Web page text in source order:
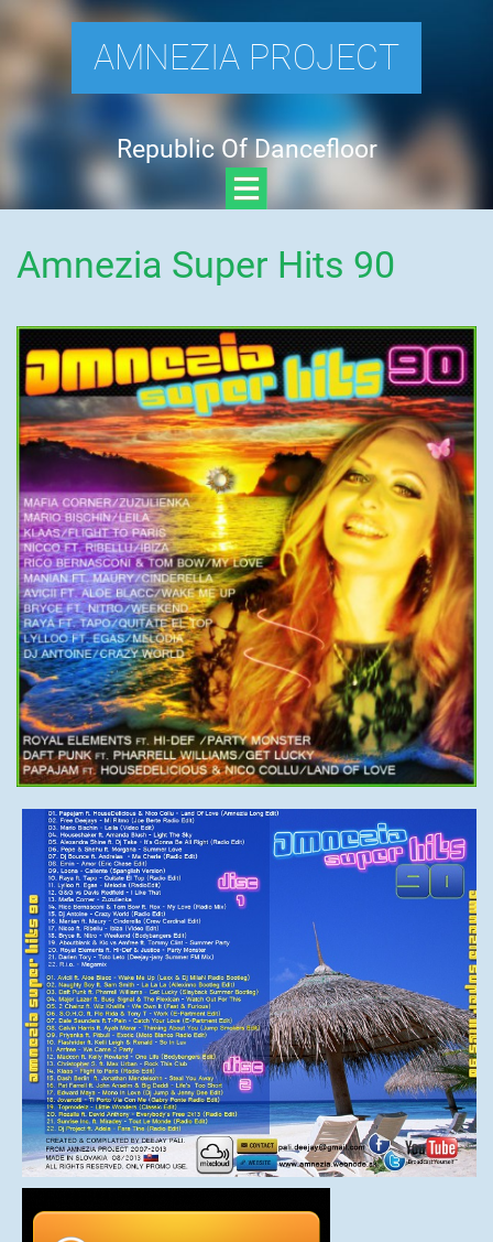
AMNEZIA PROJECT
Republic Of Dancefloor
Amnezia Super Hits 90